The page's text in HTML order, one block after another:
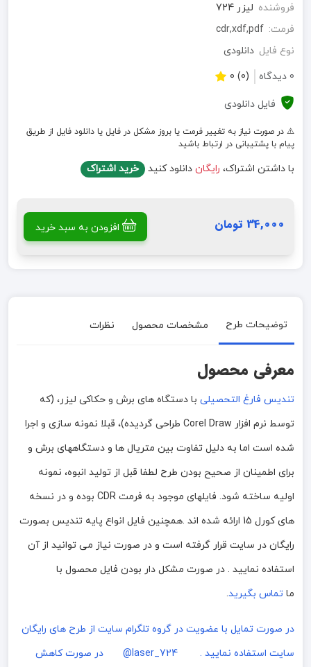
فروشنده لیزر 724
فرمت: cdr,xdf,pdf
نوع فایل دانلودی
0 دیدگاه
(0) 0
فایل دانلودی
⚠️ در صورت نیاز به تغییر فرمت یا بروز مشکل در فایل یا دانلود فایل از طریق
پیام با پشتیبانی در ارتباط باشید
با داشتن اشتراک، رایگان دانلود کنید خرید اشتراک
34,000 تومان افزودن به سبد خرید
توضیحات طرح مشخصات محصول نظرات
معرفی محصول
تندیس فارغ التحصیلی با دستگاه های برش و حکاکی لیزر، (که
توسط نرم افزار Corel Draw طراحی گردیده)، قبلا نمونه سازی و اجرا
شده است اما به دلیل تفاوت بین متریال ها و دستگاههای برش و
برای اطمینان از صحیح بودن طرح لطفا قبل از تولید انبوه، نمونه
اولیه ساخته شود. فایلهای موجود به فرمت CDR بوده و در نسخه
های کورل 15 ارائه شده اند .همچنین فایل انواع پایه تندیس بصورت
رایگان در سایت قرار گرفته است و در صورت نیاز می توانید از آن
استفاده نمایید . در صورت مشکل دار بودن فایل محصول با
ما تماس بگیرید.
در صورت تمایل با عضویت در گروه تلگرام سایت از طرح های رایگان
سایت استفاده نمایید . laser_724@
در صورت کاهش